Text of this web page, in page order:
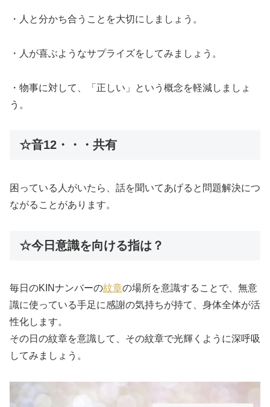
・人と分かち合うことを大切にしましょう。
・人が喜ぶようなサプライズをしてみましょう。
・物事に対して、「正しい」という概念を軽減しましょ
う。
☆音12・・・共有
困っている人がいたら、話を聞いてあげると問題解決につ
ながることがあります。
☆今日意識を向ける指は？
毎日のKINナンバーの紋章の場所を意識することで、無意
識に使っている手足に感謝の気持ちが持て、身体全体が活
性化します。
その日の紋章を意識して、その紋章で光輝くように深呼吸
してみましょう。